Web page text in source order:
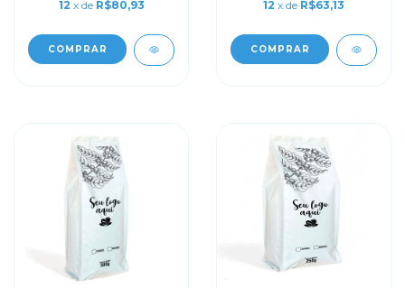
12 x de R$80,93
COMPRAR
12 x de R$63,13
COMPRAR